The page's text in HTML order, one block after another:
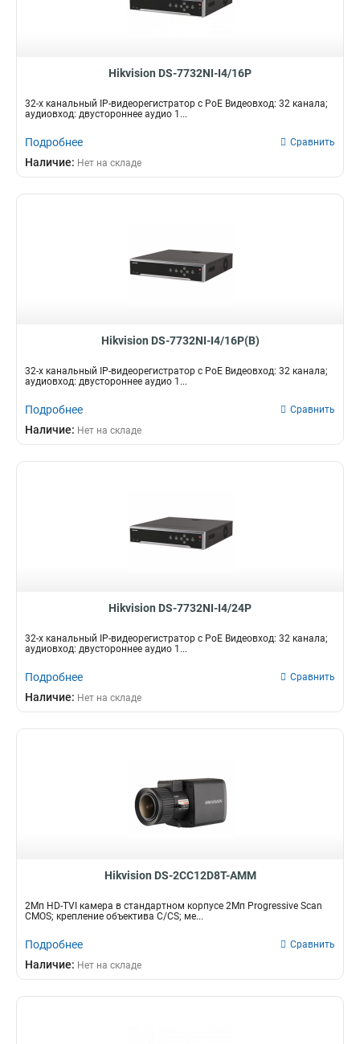
Hikvision DS-7732NI-I4/16P
32-х канальный IP-видеорегистратор c PoE Видеовход: 32 канала;
аудиовход: двустороннее аудио 1...
Подробнее Сравнить
Наличие: Нет на складе
Hikvision DS-7732NI-I4/16P(B)
32-х канальный IP-видеорегистратор c PoE Видеовход: 32 канала;
аудиовход: двустороннее аудио 1...
Подробнее Сравнить
Наличие: Нет на складе
Hikvision DS-7732NI-I4/24P
32-х канальный IP-видеорегистратор c PoE Видеовход: 32 канала;
аудиовход: двустороннее аудио 1...
Подробнее Сравнить
Наличие: Нет на складе
Hikvision DS-2CC12D8T-AMM
2Мп HD-TVI камера в стандартном корпусе 2Мп Progressive Scan
CMOS; крепление объектива C/CS; ме...
Подробнее Сравнить
Наличие: Нет на складе